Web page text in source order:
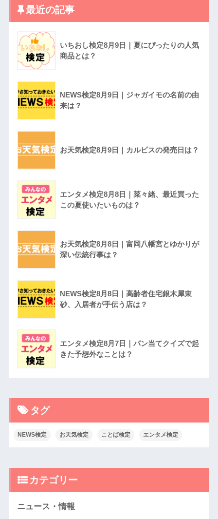
最近の記事
いちおし検定8月9日｜夏にぴったりの人気
商品とは？
NEWS検定8月9日｜ジャガイモの名前の由
来は？
お天気検定8月9日｜カルピスの発売日は？
エンタメ検定8月8日｜菜々緒、最近買った
この夏使いたいものは？
お天気検定8月8日｜富岡八幡宮とゆかりが
深い伝統行事は？
NEWS検定8月8日｜高齢者住宅銀木犀東
砂、入居者が手伝う店は？
エンタメ検定8月7日｜パン当てクイズで起
きた予想外なことは？
タグ
NEWS検定 お天気検定 ことば検定 エンタメ検定
カテゴリー
ニュース・情報